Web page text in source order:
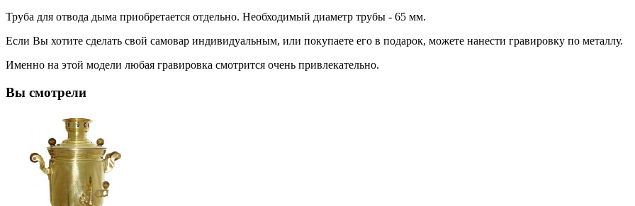
Труба для отвода дыма приобретается отдельно. Необходимый диаметр трубы - 65 мм.
Если Вы хотите сделать свой самовар индивидуальным, или покупаете его в подарок, можете нанести гравировку по металлу.
Именно на этой модели любая гравировка смотрится очень привлекательно.
Вы смотрели